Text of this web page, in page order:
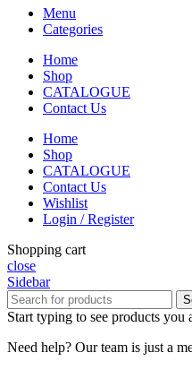
Menu
Categories
Home
Shop
CATALOGUE
Contact Us
Home
Shop
CATALOGUE
Contact Us
Wishlist
Login / Register
Shopping cart
close
Sidebar
Start typing to see products you
Need help? Our team is just a